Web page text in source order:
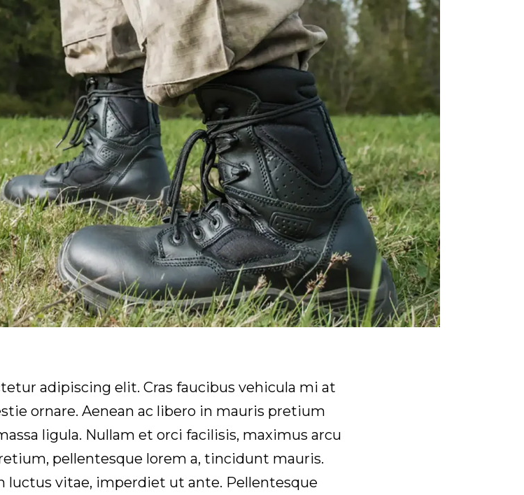
adipiscing elit. Cras faucibus vehicula mi at
ornare. Aenean ac libero in mauris pretium
ligula. Nullam et orci facilisis, maximus arcu
pellentesque lorem a, tincidunt mauris.
luctus vitae, imperdiet ut ante. Pellentesque